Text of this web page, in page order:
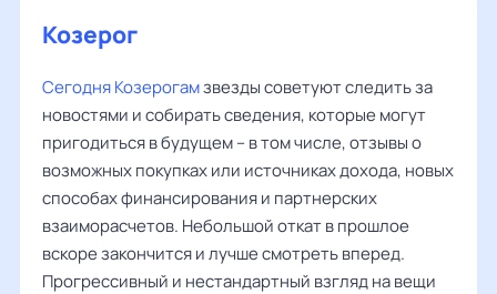
Козерог
Сегодня Козерогамзвезды советуют следить за
новостями и собирать сведения, которые могут
пригодиться в будущем – в том числе, отзывы о
возможных покупках или источниках дохода, новых
способах финансирования и партнерских
взаиморасчетов. Небольшой откат в прошлое
вскоре закончится и лучше смотреть вперед.
Прогрессивный и нестандартный взгляд на вещи